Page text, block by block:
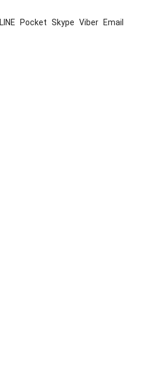
LINE Pocket Skype Viber Email